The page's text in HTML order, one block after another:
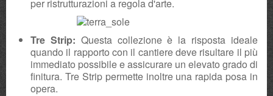
per ristrutturazioni a regola d'arte.
Tre Strip: Questa collezione è la risposta ideale
quando il rapporto con il cantiere deve risultare il più
immediato possibile e assicurare un elevato grado di
finitura. Tre Strip permette inoltre una rapida posa in
opera.